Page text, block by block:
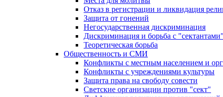
Отказ в регистрации и ликвидация
Защита от гонений
Негосударственная дискриминация
Дискриминация и борьба с
Теоретическая борьба
Общественность и СМИ
Конфликты с местным населением и
Конфликты с учреждениями культуры
Защита права на свободу совести
Светские организации против "сект"